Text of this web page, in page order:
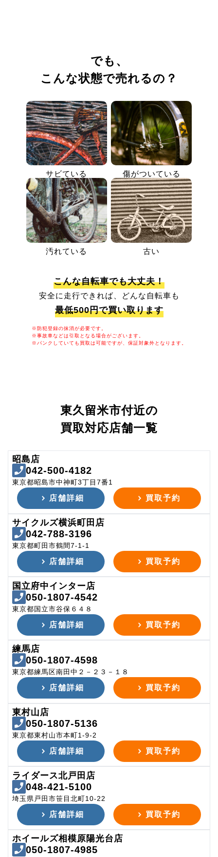
でも、
こんな状態で売れるの？
サビている 傷がついている
汚れている 古い
こんな自転車でも大丈夫！
安全に走行できれば、どんな自転車も
最低500円で買い取ります
※防犯登録の抹消が必要です。
※事故車などは引取となる場合がございます。
※パンクしていても買取は可能ですが、保証対象外となります。
東久留米市付近の
買取対応店舗一覧
昭島店
042-500-4182
東京都昭島市中神町3丁目7番1
店舗詳細 買取予約
サイクルズ横浜町田店
042-788-3196
東京都町田市鶴間7-1-1
店舗詳細 買取予約
国立府中インター店
050-1807-4542
東京都国立市谷保６４８
店舗詳細 買取予約
練馬店
050-1807-4598
東京都練馬区南田中２－２３－１８
店舗詳細 買取予約
東村山店
050-1807-5136
東京都東村山市本町1-9-2
店舗詳細 買取予約
ライダース北戸田店
048-421-5100
埼玉県戸田市笹目北町10-22
店舗詳細 買取予約
ホイールズ相模原陽光台店
050-1807-4985